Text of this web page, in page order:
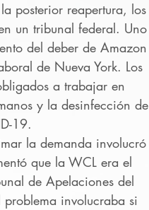
posterior reapertura, los
un tribunal federal. Uno
del deber de Amazon
de Nueva York. Los
a trabajar en
y la desinfección de
19.
la demanda involucró
que la WCL era el
de Apelaciones del
involucraba si